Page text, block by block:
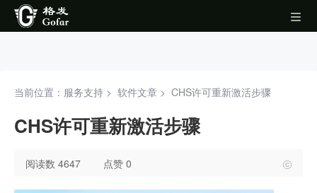
当前位置：服务支持 > 软件文章 > CHS许可重新激活步骤
CHS许可重新激活步骤
阅读数 4647 点赞 0